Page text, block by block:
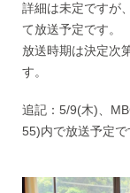
詳細は未定ですが
て放送予定です。
放送時期は決定次
す。
追記：5/9(木)、
55)内で放送予定で